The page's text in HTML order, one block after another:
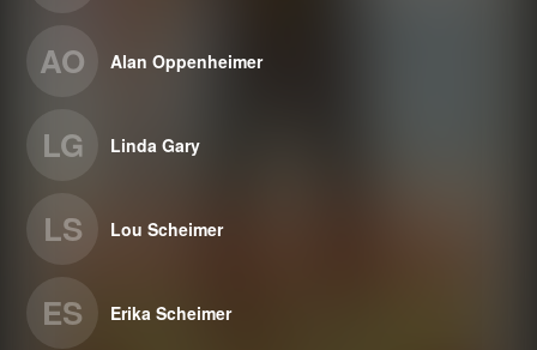
AO Alan Oppenheimer
LG Linda Gary
LS Lou Scheimer
ES Erika Scheimer